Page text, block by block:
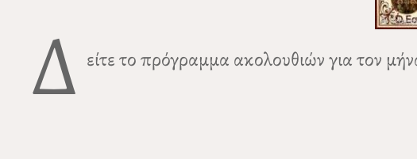
Δ είτε το πρόγραμμα ακολουθιών για τον